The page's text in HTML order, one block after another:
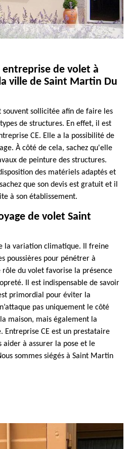
entreprise de volet à
ville de Saint Martin Du
souvent sollicitée afin de faire les
de structures. En effet, il est
CE. Elle a la possibilité de
À côté de cela, sachez qu'elle
de peinture des structures.
des matériels adaptés et
que son devis est gratuit et il
à son établissement.
de volet Saint
la variation climatique. Il freine
poussières pour pénétrer à
rôle du volet favorise la présence
Il est indispensable de savoir
primordial pour éviter la
pas uniquement le côté
maison, mais également la
Entreprise CE est un prestataire
aider à assurer la pose et le
sommes siégés à Saint Martin